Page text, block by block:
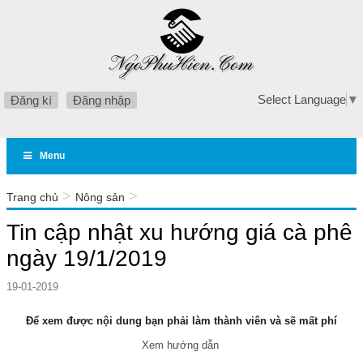
Đăng kí Đăng nhập Select Language ▼
Menu
Trang chủ > Nông sản >
Tin cập nhật xu hướng giá cà phê
ngày 19/1/2019
19-01-2019
Để xem được nội dung bạn phải làm thành viên và sẽ mất phí
Xem hướng dẫn